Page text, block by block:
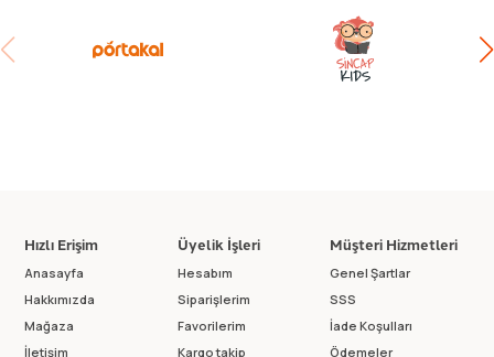
Hızlı Erişim
Anasayfa
Hakkımızda
Mağaza
İletişim
Üyelik İşleri
Hesabım
Siparişlerim
Favorilerim
Kargo takip
Müşteri Hizmetleri
Genel Şartlar
SSS
İade Koşulları
Ödemeler